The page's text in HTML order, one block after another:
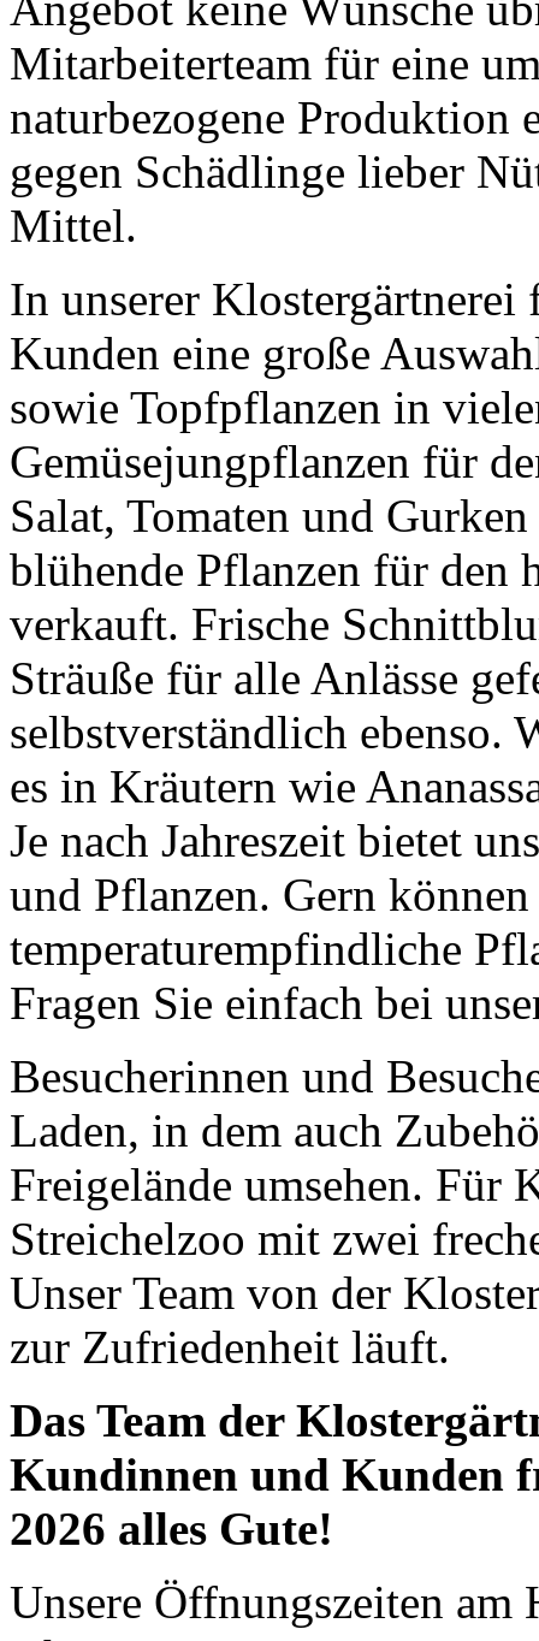
Mitarbeiterteam für eine
naturbezogene Produktion
gegen Schädlinge lieber
Mittel.
In unserer
Kunden eine große
sowie Topfpflanzen in
Gemüsejungpflanzen für
Salat, Tomaten und
blühende Pflanzen für den
verkauft. Frische
Sträuße für alle Anlässe
selbstverständlich ebenso.
es in Kräutern wie
Je nach Jahreszeit bietet
und Pflanzen. Gern
temperaturempfindliche
Fragen Sie einfach bei
Besucherinnen und
Laden, in dem auch
Freigelände umsehen. Für
Streichelzoo mit zwei
Unser Team von der
zur Zufriedenheit läuft.
Das Team der
Kundinnen und Kunden
2026 alles Gute!
Unsere Öffnungszeiten